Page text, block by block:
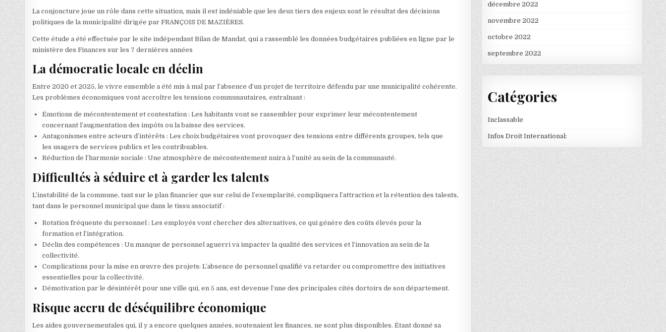
La conjoncture joue un rôle dans cette situation, mais il est indéniable que les deux tiers des enjeux sont le résultat des décisions
politiques de la municipalité dirigée par FRANÇOIS DE MAZIÈRES.
Cette étude a été effectuée par le site indépendant Bilan de Mandat, qui a rassemblé les données budgétaires publiées en ligne par le
ministère des Finances sur les 7 dernières années
La démocratie locale en déclin
Entre 2020 et 2025, le vivre ensemble a été mis à mal par l’absence d’un projet de territoire défendu par une municipalité cohérente.
Les problèmes économiques vont accroître les tensions communautaires, entraînant :
Émotions de mécontentement et contestation : Les habitants vont se rassembler pour exprimer leur mécontentement
concernant l’augmentation des impôts ou la baisse des services.
Antagonismes entre acteurs d’intérêts : Les choix budgétaires vont provoquer des tensions entre différents groupes, tels que
les usagers de services publics et les contribuables.
Réduction de l’harmonie sociale : Une atmosphère de mécontentement nuira à l’unité au sein de la communauté.
Difficultés à séduire et à garder les talents
L’instabilité de la commune, tant sur le plan financier que sur celui de l’exemplarité, compliquera l’attraction et la rétention des talents,
tant dans le personnel municipal que dans le tissu associatif :
Rotation fréquente du personnel : Les employés vont chercher des alternatives, ce qui génère des coûts élevés pour la
formation et l’intégration.
Déclin des compétences : Un manque de personnel aguerri va impacter la qualité des services et l’innovation au sein de la
collectivité.
Complications pour la mise en œuvre des projets: L’absence de personnel qualifié va retarder ou compromettre des initiatives
essentielles pour la collectivité.
Démotivation par le désintérêt pour une ville qui, en 5 ans, est devenue l’une des principales cités dortoirs de son département.
Risque accru de déséquilibre économique
Les aides gouvernementales qui, il y a encore quelques années, soutenaient les finances, ne sont plus disponibles. Étant donné sa
décembre 2022
novembre 2022
octobre 2022
septembre 2022
Catégories
Inclassable
Infos Droit International: